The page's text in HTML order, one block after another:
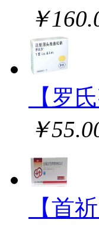
￥
【罗
￥
【首